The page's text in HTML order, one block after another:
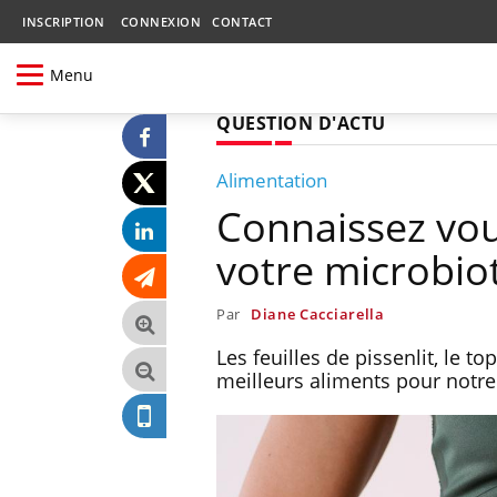
INSCRIPTION CONNEXION CONTACT
Menu
QUESTION D'ACTU
Alimentation
Connaissez
votre
Par Diane Cacciarella
Les feuilles de pissenlit, le
meilleurs aliments pour